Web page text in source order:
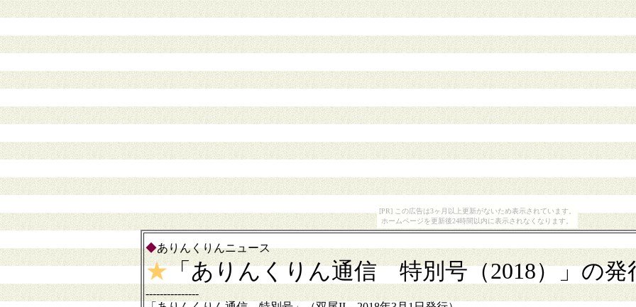
[PR] この広告は3ヶ月以上更新がないため表示されています。
ホームページを更新後24時間以内に表示されなくなります。
◆ありんくりんニュース
★「ありんくりん通信 特別号（2018）」の発
---------------